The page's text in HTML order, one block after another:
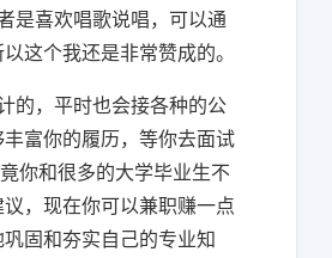
是喜欢唱歌说唱，可以通
这个我还是非常赞成的。
的，平时也会接各种的公
富你的履历，等你去面试
你和很多的大学毕业生不
，现在你可以兼职赚一点
固和夯实自己的专业知